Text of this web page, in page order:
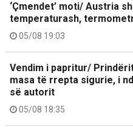
‘Çmendet’ moti/ Austria
temperaturash,
05/08 19:03
Vendim i papritur/
masa të rrepta sigurie, i
së autorit
05/08 18:35